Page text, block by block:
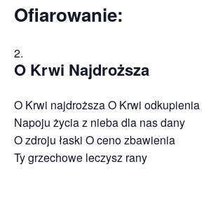
Ofiarowanie:
O Krwi Najdroższa
O Krwi najdroższa O Krwi odkupienia
Napoju życia z nieba dla nas dany
O zdroju łaski O ceno zbawienia
Ty grzechowe leczysz rany